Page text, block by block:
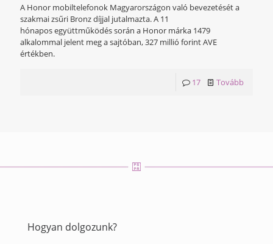
A Honor mobiltelefonok Magyarországon való bevezetését a
szakmai zsűri Bronz díjjal jutalmazta. A 11
hónapos együttműködés során a Honor márka 1479
alkalommal jelent meg a sajtóban, 327 millió forint AVE
értékben.
17 Tovább
Hogyan dolgozunk?